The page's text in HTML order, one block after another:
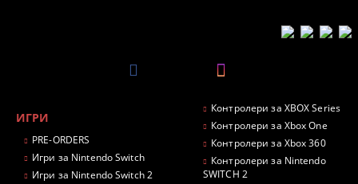
ИГРИ
PRE-ORDERS
Игри за Nintendo Switch
Игри за Nintendo Switch 2
Контролери за XBOX Series
Контролери за Xbox One
Контролери за Xbox 360
Контролери за Nintendo
SWITCH 2